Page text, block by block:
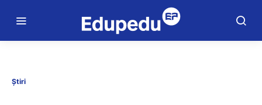
Știri